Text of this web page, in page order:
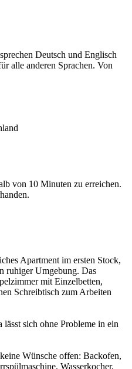
Deutsch und Englisch
alle anderen Sprachen. Von
von 10 Minuten zu erreichen.
Apartment im ersten Stock,
ruhiger Umgebung. Das
mit Einzelbetten,
Schreibtisch zum Arbeiten
sich ohne Probleme in ein
Wünsche offen: Backofen,
Wasserkocher,